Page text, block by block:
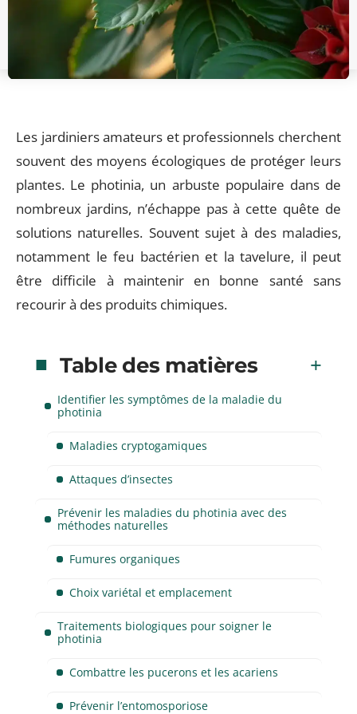
Les jardiniers amateurs et professionnels cherchent
souvent des moyens écologiques de protéger leurs
plantes. Le photinia, un arbuste populaire dans de
nombreux jardins, n’échappe pas à cette quête de
solutions naturelles. Souvent sujet à des maladies,
notamment le feu bactérien et la tavelure, il peut
être difficile à maintenir en bonne santé sans
recourir à des produits chimiques.
Table des matières
Identifier les symptômes de la maladie du
photinia
Maladies cryptogamiques
Attaques d’insectes
Prévenir les maladies du photinia avec des
méthodes naturelles
Fumures organiques
Choix variétal et emplacement
Traitements biologiques pour soigner le
photinia
Combattre les pucerons et les acariens
Prévenir l’entomosporiose